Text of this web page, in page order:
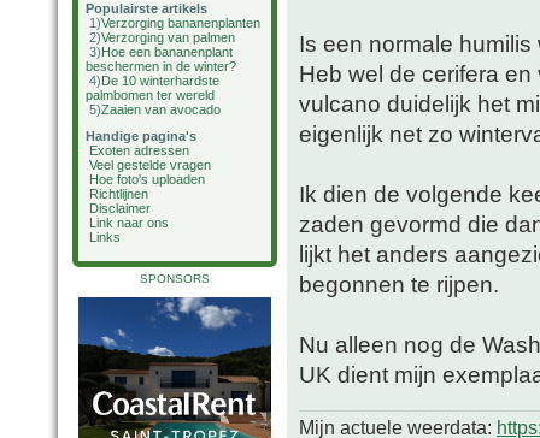
Populairste artikels
1)Verzorging bananenplanten
2)Verzorging van palmen
3)Hoe een bananenplant
beschermen in de winter?
4)De 10 winterhardste
palmbomen ter wereld
5)Zaaien van avocado
Handige pagina's
Exoten adressen
Veel gestelde vragen
Hoe foto's uploaden
Richtlijnen
Disclaimer
Link naar ons
Links
SPONSORS
Is een normale
Heb wel de cerifera
vulcano duidelijk het
eigenlijk net zo
Ik dien de volgende
zaden gevormd die
lijkt het anders
begonnen te rijpen.
Nu alleen nog de
UK dient mijn
Mijn actuele weerdata: